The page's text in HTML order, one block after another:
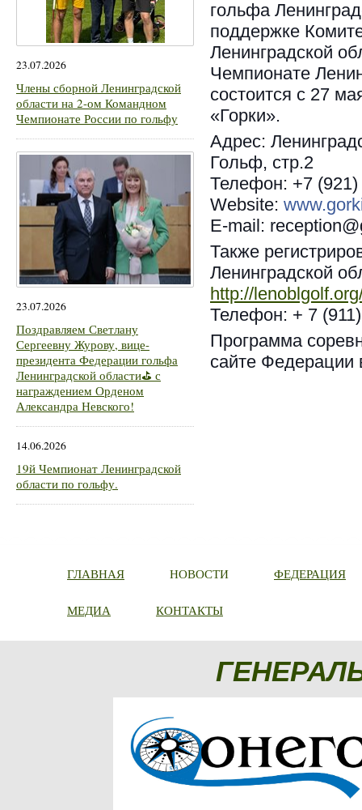
23.07.2026
Члены сборной Ленинградской
области на 2-ом Командном
Чемпионате России по гольфу
23.07.2026
Поздравляем Светлану
Сергеевну Журову, вице-
президента Федерации гольфа
Ленинградской области⛳ с
награждением Орденом
Александра Невского!
14.06.2026
19й Чемпионат Ленинградской
области по гольфу.
гольфа
поддержке
Ленинградской
Чемпионате
состоится с 27
«Горки».
Адрес:
Гольф, стр.2
Телефон: +7 (921)
Website:
E-mail:
Также
Ленинградской
http://
Телефон: + 7
Программа
сайте Федерации
ГЛАВНАЯ НОВОСТИ ФЕДЕРАЦИЯ
МЕДИА КОНТАКТЫ